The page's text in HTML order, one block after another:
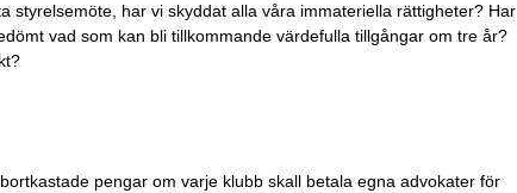
styrelsemöte, har vi skyddat alla våra immateriella rättigheter? Har
vad som kan bli tillkommande värdefulla tillgångar om tre år?
pengar om varje klubb skall betala egna advokater för